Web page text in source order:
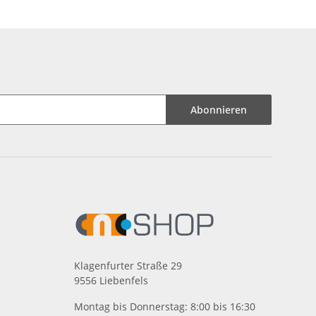
Abonnieren
Klagenfurter Straße 29
9556 Liebenfels
Montag bis Donnerstag: 8:00 bis 16:30